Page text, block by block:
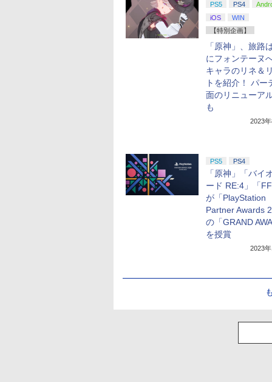
PS5 PS4
iOS
WIN
【特別企画】
「原神」、旅路
にフォンテーヌ
キャラのリネ＆
トを紹介！ パー
面のリニューア
も
2023
PS5 PS4
「原神」「バイ
ード RE:4」「
が「PlayStation
Partner Awards
の「GRAND
を授賞
2023